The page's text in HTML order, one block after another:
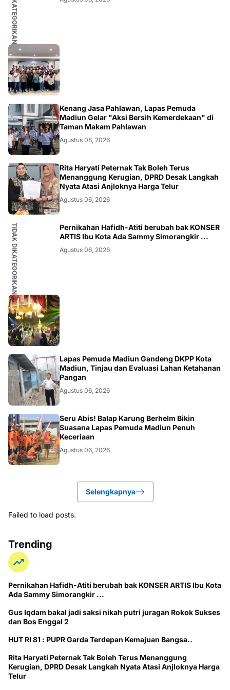
MADIUN
Kenang Jasa Pahlawan, Lapas Pemuda
Madiun Gelar "Aksi Bersih Kemerdekaan" di
Taman Makam Pahlawan
Agustus 08, 2026
MAGETAN
Rita Haryati Peternak Tak Boleh Terus
Menanggung Kerugian, DPRD Desak Langkah
Nyata Atasi Anjloknya Harga Telur
Agustus 06, 2026
TIDAK DIKATEGORIKAN
Pernikahan Hafidh-Atiti berubah bak KONSER
ARTIS Ibu Kota Ada Sammy Simorangkir ...
Agustus 06, 2026
MADIUN
Lapas Pemuda Madiun Gandeng DKPP Kota
Madiun, Tinjau dan Evaluasi Lahan Ketahanan
Pangan
Agustus 06, 2026
MADIUN
Seru Abis! Balap Karung Berhelm Bikin
Suasana Lapas Pemuda Madiun Penuh
Keceriaan
Agustus 06, 2026
Selengkapnya
Failed to load posts.
Trending
Pernikahan Hafidh-Atiti berubah bak KONSER ARTIS Ibu Kota
Ada Sammy Simorangkir ...
Gus Iqdam bakal jadi saksi nikah putri juragan Rokok Sukses
dan Bos Enggal 2
HUT RI 81 : PUPR Garda Terdepan Kemajuan Bangsa..
Rita Haryati Peternak Tak Boleh Terus Menanggung
Kerugian, DPRD Desak Langkah Nyata Atasi Anjloknya Harga
Telur